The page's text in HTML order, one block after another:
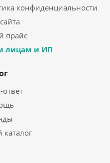
конфиденциальности
прайс
лицам и ИП
ответ